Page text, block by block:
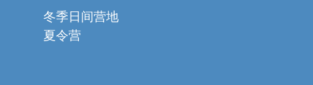
冬季日间营地
夏令营